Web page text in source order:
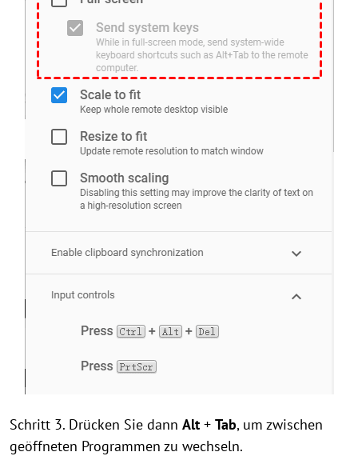
Schritt 3. Drücken Sie dann Alt + Tab, um zwischen
geöffneten Programmen zu wechseln.